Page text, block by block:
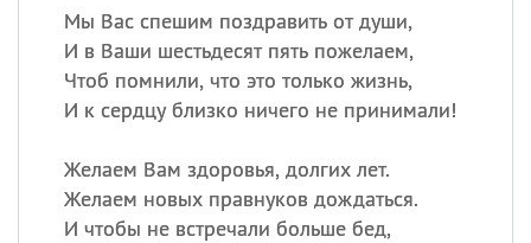
Мы Вас спешим поздравить от души,
И в Ваши шестьдесят пять пожелаем,
Чтоб помнили, что это только жизнь,
И к сердцу близко ничего не принимали!
Желаем Вам здоровья, долгих лет.
Желаем новых правнуков дождаться.
И чтобы не встречали больше бед,